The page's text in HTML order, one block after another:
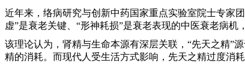
近年来，络病研究与创新中药国家重点实验室院士专家
虚”是衰老关键、“形神耗损”是衰老表现的中医衰老病
该理论认为，肾精与生命本源有深层关联，“先天之精”
精的消耗。而现代人受生活方式影响，先天之精过度消